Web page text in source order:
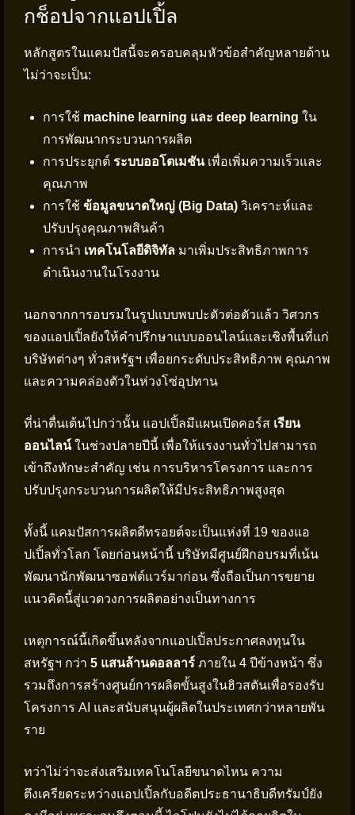
กช็อปจากแอปเปิ้ล
หลักสูตรในแคมปัสนี้จะครอบคลุมหัวข้อสำคัญหลายด้าน
ไม่ว่าจะเป็น:
การใช้ machine learning และ deep learning ใน
การพัฒนากระบวนการผลิต
การประยุกต์ ระบบออโตเมชันเพื่อเพิ่มความเร็วและ
คุณภาพ
การใช้ ข้อมูลขนาดใหญ่ (Big Data) วิเคราะห์และ
ปรับปรุงคุณภาพสินค้า
การนำ เทคโนโลยีดิจิทัล มาเพิ่มประสิทธิภาพการ
ดำเนินงานในโรงงาน
นอกจากการอบรมในรูปแบบพบปะตัวต่อตัวแล้ว วิศวกร
ของแอปเปิ้ลยังให้คำปรึกษาแบบออนไลน์และเชิงพื้นที่แก่
บริษัทต่างๆ ทั่วสหรัฐฯ เพื่อยกระดับประสิทธิภาพ คุณภาพ
และความคล่องตัวในห่วงโซ่อุปทาน
ที่น่าตื่นเต้นไปกว่านั้น แอปเปิ้ลมีแผนเปิดคอร์ส เรียน
ออนไลน์ในช่วงปลายปีนี้ เพื่อให้แรงงานทั่วไปสามารถ
เข้าถึงทักษะสำคัญ เช่น การบริหารโครงการ และการ
ปรับปรุงกระบวนการผลิตให้มีประสิทธิภาพสูงสุด
ทั้งนี้ แคมปัสการผลิตดีทรอยต์จะเป็นแห่งที่ 19 ของแอ
ปเปิ้ลทั่วโลก โดยก่อนหน้านี้ บริษัทมีศูนย์ฝึกอบรมที่เน้น
พัฒนานักพัฒนาซอฟต์แวร์มาก่อน ซึ่งถือเป็นการขยาย
แนวคิดนี้สู่แวดวงการผลิตอย่างเป็นทางการ
เหตุการณ์นี้เกิดขึ้นหลังจากแอปเปิ้ลประกาศลงทุนใน
สหรัฐฯ กว่า 5 แสนล้านดอลลาร์ ภายใน 4 ปีข้างหน้า ซึ่ง
รวมถึงการสร้างศูนย์การผลิตขั้นสูงในฮิวสตันเพื่อรองรับ
โครงการ AI และสนับสนุนผู้ผลิตในประเทศกว่าหลายพัน
ราย
ทว่าไม่ว่าจะส่งเสริมเทคโนโลยีขนาดไหน ความ
ตึงเครียดระหว่างแอปเปิ้ลกับอดีตประธานาธิบดีทรัมป์ยัง